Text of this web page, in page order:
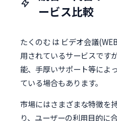
ービス比較
たくのむ は ビデオ会議
用されているサービスです
能、手厚いサポート等によ
ている場合もあります。
市場にはさまざまな特徴を
り、ユーザーの利用目的に